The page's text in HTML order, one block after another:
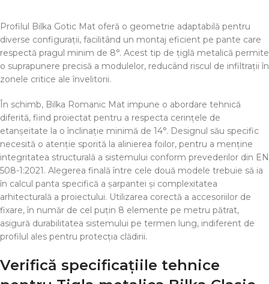
Profilul Bilka Gotic Mat oferă o geometrie adaptabilă pentru
diverse configurații, facilitând un montaj eficient pe pante care
respectă pragul minim de 8°. Acest tip de țiglă metalică permite
o suprapunere precisă a modulelor, reducând riscul de infiltrații în
zonele critice ale învelitorii.
În schimb, Bilka Romanic Mat impune o abordare tehnică
diferită, fiind proiectat pentru a respecta cerințele de
etanșeitate la o înclinație minimă de 14°. Designul său specific
necesită o atenție sporită la alinierea foilor, pentru a menține
integritatea structurală a sistemului conform prevederilor din EN
508-1:2021. Alegerea finală între cele două modele trebuie să ia
în calcul panta specifică a șarpantei și complexitatea
arhitecturală a proiectului. Utilizarea corectă a accesoriilor de
fixare, în număr de cel puțin 8 elemente pe metru pătrat,
asigură durabilitatea sistemului pe termen lung, indiferent de
profilul ales pentru protecția clădirii.
Verifică specificațiile tehnice